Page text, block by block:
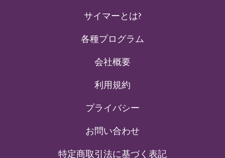
サイマーとは?
各種プログラム
会社概要
利用規約
プライバシー
お問い合わせ
特定商取引法に基づく表記